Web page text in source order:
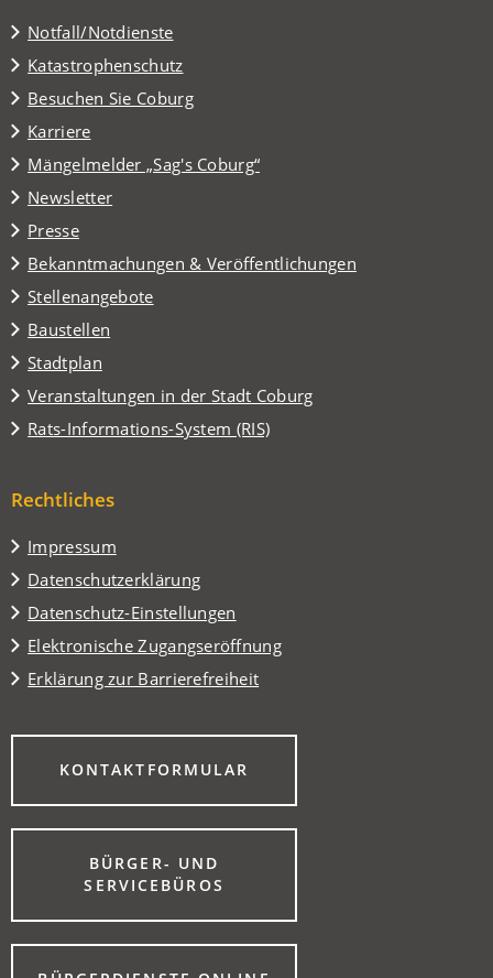
Notfall/Notdienste
Katastrophenschutz
Besuchen Sie Coburg
(Öffnet
in
einem
neuen
Tab)
Karriere
Mängelmelder „Sag's Coburg“
(Öffnet
in
einem
neuen
Tab)
Newsletter
Presse
Bekanntmachungen & Veröffentlichungen
Stellenangebote
Baustellen
Stadtplan
(Öffnet
in
einem
neuen
Veranstaltungen in der Stadt Coburg
(Öffnet
in
einem
Tab)
Rats-Informations-System (RIS)
(Öffnet
neuen
Rechtliches
Impressum
Datenschutzerklärung
Datenschutz-Einstellungen
Elektronische Zugangseröffnung
Erklärung zur Barrierefreiheit
KONTAKTFORMULAR
(ÖFFNET
EINEM
NEUEN
BÜRGER- UND
SERVICEBÜROS
(ÖFFNET
EINEM
NEUEN
TAB)